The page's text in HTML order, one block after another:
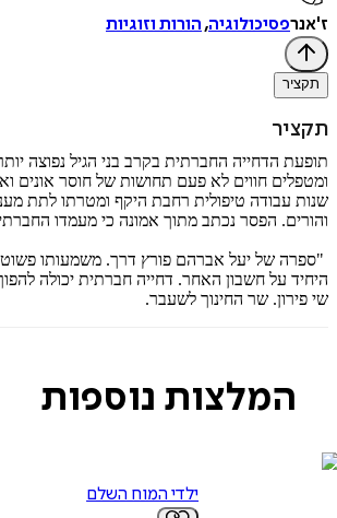
ז'אנרפסיכולוגיה,הורות וזוגיות
תקציר
תקציר
תופעת הדחייה החברתית בקרב בני הגיל נפוצה
ומטפלים חווים לא פעם תחושות של חוסר אונים
שנות עבודה טיפולית רחבת היקף ומטרתו לתת
והורים. הפסר נכתב מתוך אמונה כי מעמדו
"ספרה של יעל אברהם פורץ דרך. משמעותו פשוטה:
היחיד על חשבון האחר. דחייה חברתית יכולה
שי פירון. שר החינוך לשעבר.
המלצות נוספות
ילדי המוח השלם